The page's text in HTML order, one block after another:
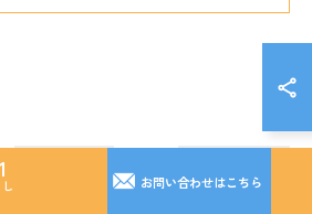
お問い合わせはこちら